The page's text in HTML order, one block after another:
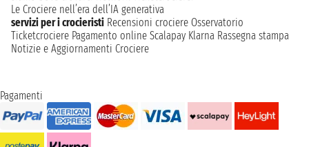
Le Crociere nell’era dell’IA generativa
servizi per i crocieristi Recensioni crociere Osservatorio
Ticketcrociere Pagamento online Scalapay Klarna Rassegna stampa
Notizie e Aggiornamenti Crociere
Pagamenti